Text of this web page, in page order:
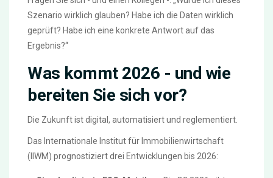
Szenario wirklich glauben? Habe ich die Daten wirklich
geprüft? Habe ich eine konkrete Antwort auf das
Ergebnis?“
Was kommt 2026 - und wie
bereiten Sie sich vor?
Die Zukunft ist digital, automatisiert und reglementiert.
Das Internationale Institut für Immobilienwirtschaft
(IIWM) prognostiziert drei Entwicklungen bis 2026: